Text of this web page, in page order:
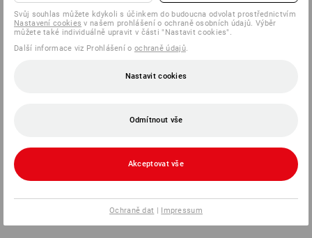
Svůj souhlas můžete kdykoli s účinkem do budoucna odvolat prostřednictvím
Nastavení cookies v našem prohlášení o ochraně osobních údajů. Výběr
můžete také individuálně upravit v části "Nastavit cookies".
Další informace viz Prohlášení o ochraně údajů.
Nastavit cookies
Odmítnout vše
Akceptovat vše
Ochraně dat | Impressum